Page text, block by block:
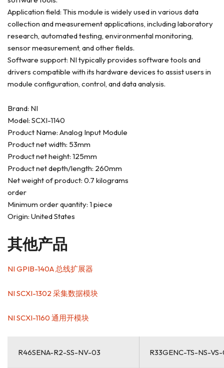
Application field: This module is widely used in various data
collection and measurement applications, including laboratory
research, automated testing, environmental monitoring,
sensor measurement, and other fields.
Software support: NI typically provides software tools and
drivers compatible with its hardware devices to assist users in
module configuration, control, and data analysis.
Brand: NI
Model: SCXI-1140
Product Name: Analog Input Module
Product net width: 53mm
Product net height: 125mm
Product net depth/length: 260mm
Net weight of product: 0.7 kilograms
order
Minimum order quantity: 1 piece
Origin: United States
其他产品
NI GPIB-140A 总​线​扩展器
NI SCXI-1302 采集数据模块
NI SCXI-1160 通用开模块
R46SENA-R2-SS-NV-03 R33GENC-TS-NS-